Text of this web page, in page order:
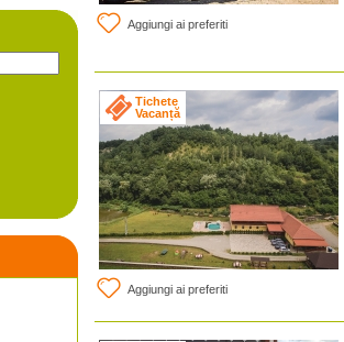
Aggiungi ai preferiti
Tichete
Vacanță
Aggiungi ai preferiti